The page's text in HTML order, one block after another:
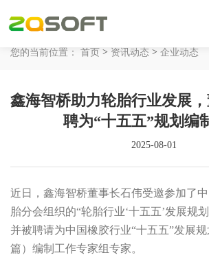
工业AI
解决方案
客户案例
您的当前位置： 首页 > 资讯动态 > 企业动态
鑫海智桥助力轮胎行业发展
聘为“十五五”规划编
2025-08-01
近日，鑫海智桥董事长石伟受邀参加了
胎分会组织的“轮胎行业‘十五五’发展规
并被聘请为中国橡胶行业“十五五”发展
篇）编制工作专家组专家。
【AI 智能体重塑企业运营管理
详情致电 400-107-